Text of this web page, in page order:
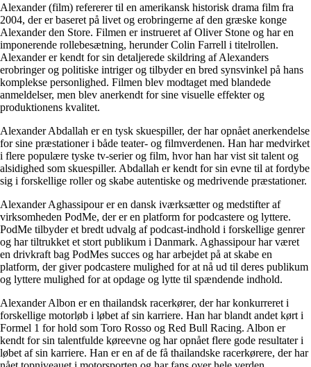
Alexander (film) refererer til en amerikansk historisk drama film fra
2004, der er baseret på livet og erobringerne af den græske konge
Alexander den Store. Filmen er instrueret af Oliver Stone og har en
imponerende rollebesætning, herunder Colin Farrell i titelrollen.
Alexander er kendt for sin detaljerede skildring af Alexanders
erobringer og politiske intriger og tilbyder en bred synsvinkel på hans
komplekse personlighed. Filmen blev modtaget med blandede
anmeldelser, men blev anerkendt for sine visuelle effekter og
produktionens kvalitet.
Alexander Abdallah er en tysk skuespiller, der har opnået anerkendelse
for sine præstationer i både teater- og filmverdenen. Han har medvirket
i flere populære tyske tv-serier og film, hvor han har vist sit talent og
alsidighed som skuespiller. Abdallah er kendt for sin evne til at fordybe
sig i forskellige roller og skabe autentiske og medrivende præstationer.
Alexander Aghassipour er en dansk iværksætter og medstifter af
virksomheden PodMe, der er en platform for podcastere og lyttere.
PodMe tilbyder et bredt udvalg af podcast-indhold i forskellige genrer
og har tiltrukket et stort publikum i Danmark. Aghassipour har været
en drivkraft bag PodMes succes og har arbejdet på at skabe en
platform, der giver podcastere mulighed for at nå ud til deres publikum
og lyttere mulighed for at opdage og lytte til spændende indhold.
Alexander Albon er en thailandsk racerkører, der har konkurreret i
forskellige motorløb i løbet af sin karriere. Han har blandt andet kørt i
Formel 1 for hold som Toro Rosso og Red Bull Racing. Albon er
kendt for sin talentfulde køreevne og har opnået flere gode resultater i
løbet af sin karriere. Han er en af de få thailandske racerkørere, der har